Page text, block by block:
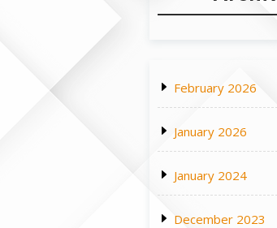
February 2026
January 2026
January 2024
December 2023